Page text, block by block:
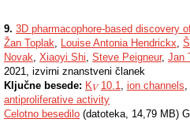
9. 3D pharmacophore-based discovery
Žan Toplak, Louise Antonia Hendrickx,
Novak, Xiaoyi Shi, Steve Peigneur, Jan
2021, izvirni znanstveni članek
Ključne besede: KV
V 10.1, ion channels,
antiproliferative activity
Celotno besedilo (datoteka, 14,79 MB)